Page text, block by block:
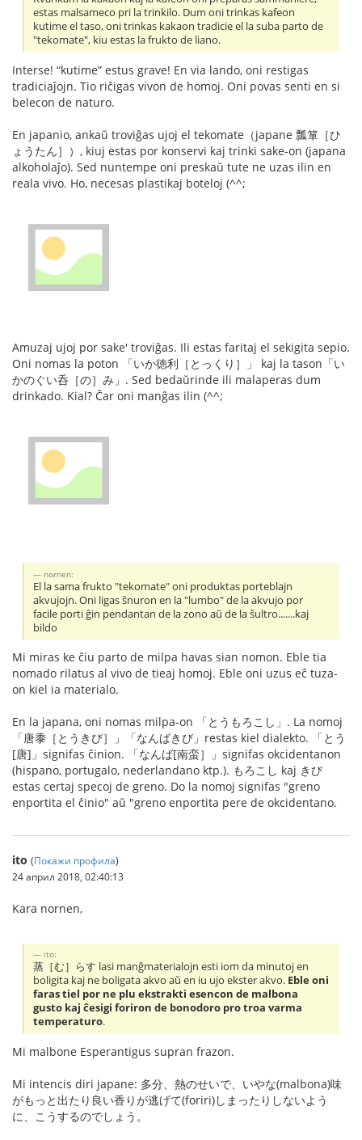
estas malsameco pri la trinkilo. Dum oni trinkas kafeon
kutime el taso, oni trinkas kakaon tradicie el la suba parto de
"tekomate", kiu estas la frukto de liano.
Interse! “kutime” estus grave! En via lando, oni restigas
tradiciaĵojn. Tio riĉigas vivon de homoj. Oni povas senti en si
belecon de naturo.
En japanio, ankaŭ troviĝas ujoj el tekomate（japane 瓢箪［ひ
ょうたん］）, kiuj estas por konservi kaj trinki sake-on (japana
alkoholaĵo). Sed nuntempe oni preskaŭ tute ne uzas ilin en
reala vivo. Ho, necesas plastikaj boteloj (^^;
Amuzaj ujoj por sake' troviĝas. Ili estas faritaj el sekigita sepio.
Oni nomas la poton 「いか徳利［とっくり］」 kaj la tason「い
かのぐい呑［の］み」. Sed bedaŭrinde ili malaperas dum
drinkado. Kial? Ĉar oni manĝas ilin (^^;
nornen:
El la sama frukto "tekomate" oni produktas porteblajn
akvujojn. Oni ligas ŝnuron en la "lumbo" de la akvujo por
facile porti ĝin pendantan de la zono aŭ de la ŝultro.......kaj
bildo
Mi miras ke ĉiu parto de milpa havas sian nomon. Eble tia
nomado rilatus al vivo de tieaj homoj. Eble oni uzus eĉ tuza-
on kiel ia materialo.
En la japana, oni nomas milpa-on 「とうもろこし」. La nomoj
「唐黍［とうきび］」「なんばきび」restas kiel dialekto. 「とう
[唐]」signifas ĉinion. 「なんば[南蛮］」signifas okcidentanon
(hispano, portugalo, nederlandano ktp.). もろこし kaj きび
estas certaj specoj de greno. Do la nomoj signifas "greno
enportita el ĉinio" aŭ "greno enportita pere de okcidentano.
ito (Покажи профила)
24 април 2018, 02:40:13
Kara nornen,
ito:
蒸［む］らす lasi manĝmaterialojn esti iom da minutoj en
boligita kaj ne boligata akvo aŭ en iu ujo ekster akvo. Eble oni
faras tiel por ne plu ekstrakti esencon de malbona
gusto kaj ĉesigi foriron de bonodoro pro troa varma
temperaturo.
Mi malbone Esperantigus supran frazon.
Mi intencis diri japane: 多分、熱のせいで、いやな(malbona)味
がもっと出たり良い香りが逃げて(foriri)しまったりしないよう
に、こうするのでしょう。